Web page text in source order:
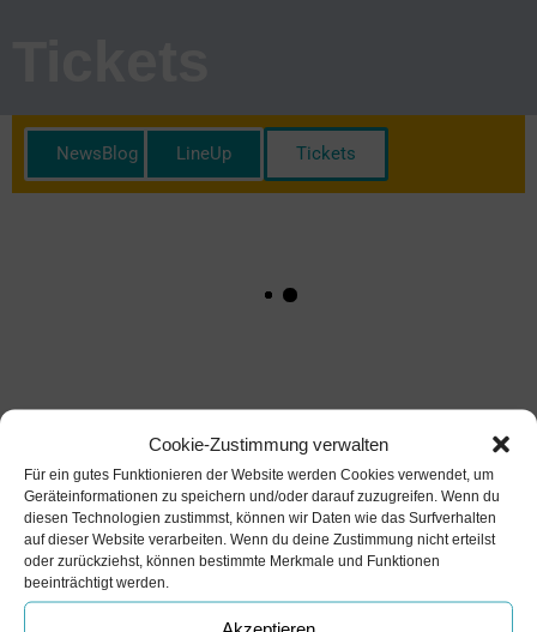
Cookie-Zustimmung verwalten
Für ein gutes Funktionieren der Website werden Cookies verwendet, um
Geräteinformationen zu speichern und/oder darauf zuzugreifen. Wenn du
diesen Technologien zustimmst, können wir Daten wie das Surfverhalten
auf dieser Website verarbeiten. Wenn du deine Zustimmung nicht erteilst
oder zurückziehst, können bestimmte Merkmale und Funktionen
beeinträchtigt werden.
Akzeptieren
NewsBlog LineUp Tickets